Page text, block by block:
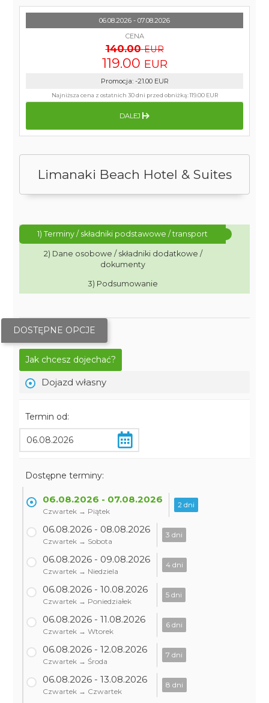
Limanaki Beach Hotel & Suites
1) Terminy / składniki podstawowe / transport
2) Dane osobowe / składniki dodatkowe /
dokumenty
3) Podsumowanie
DOSTĘPNE OPCJE
Jak chcesz dojechać?
Dojazd własny
Termin od:
Dostępne terminy:
06.08.2026 - 07.08.2026
Czwartek → Piątek
2 dni
06.08.2026 - 08.08.2026
Czwartek → Sobota
3 dni
06.08.2026 - 09.08.2026
Czwartek → Niedziela
4 dni
06.08.2026 - 10.08.2026
Czwartek → Poniedziałek
5 dni
06.08.2026 - 11.08.2026
Czwartek → Wtorek
6 dni
06.08.2026 - 12.08.2026
Czwartek → Środa
7 dni
06.08.2026 - 13.08.2026
Czwartek → Czwartek
8 dni
06.08.2026 - 07.08.2026
CENA
140.00 EUR
119.00 EUR
Promocja: -21.00 EUR
Najniższa cena z ostatnich 30 dni przed obniżką:119.00 EUR
DALEJ